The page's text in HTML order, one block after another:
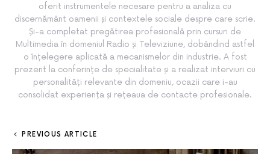
oferit instrumentele necesare pentru a analiza cu
discernământ oamenii și contextele sociale despre care scrie.
Și-a completat pregătirea profesională prin cursuri de
Multimedia în domeniul Radio și Televiziune, dobândind astfel
o înțelegere aplicată a mecanismelor din industrie. A fost
prezent la conferințe de specialitate și a realizat interviuri cu
personalități relevante din domeniu, ocazii care i-au
consolidat experiența și rețeaua de contacte profesionale.
PREVIOUS ARTICLE